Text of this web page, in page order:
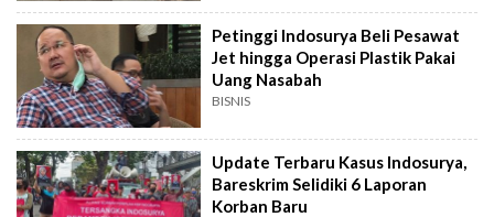
Petinggi Indosurya Beli Pesawat
Jet hingga Operasi Plastik Pakai
Uang Nasabah
BISNIS
Update Terbaru Kasus Indosurya,
Bareskrim Selidiki 6 Laporan
Korban Baru